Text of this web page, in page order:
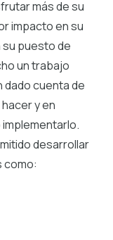
más de su
impacto en su
puesto de
un trabajo
dado cuenta de
y en
desarrollar
como: